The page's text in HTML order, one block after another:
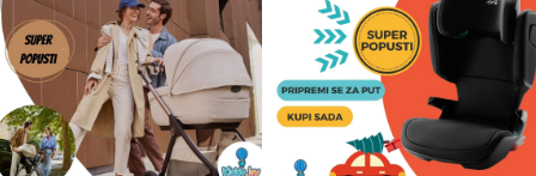
Call Centar
011 438 1 000